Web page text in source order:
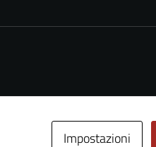
Impostazioni